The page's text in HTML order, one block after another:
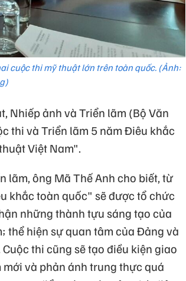
cuộc thi mỹ thuật lớn trên toàn quốc. (Ảnh:
Nhiếp ảnh và Triển lãm (Bộ Văn
thi và Triển lãm 5 năm Điêu khắc
Việt Nam".
lãm, ông Mã Thế Anh cho biết, từ
khắc toàn quốc" sẽ được tổ chức
những thành tựu sáng tạo của
thể hiện sự quan tâm của Đảng và
thi cũng sẽ tạo điều kiện giao
và phản ánh trung thực quá